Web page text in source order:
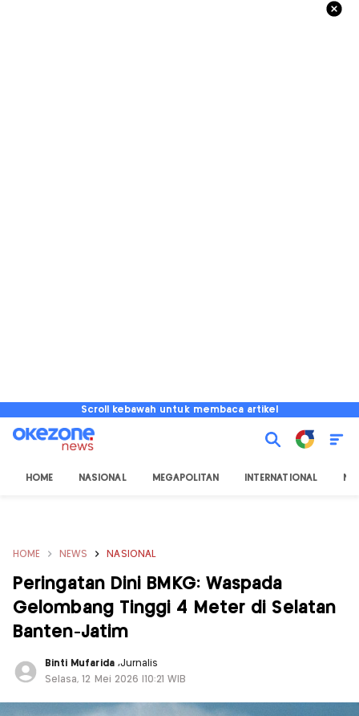
Scroll kebawah untuk membaca artikel
HOME NASIONAL MEGAPOLITAN INTERNATIONAL
HOME NEWS NASIONAL
Peringatan Dini BMKG: Waspada
Gelombang Tinggi 4 Meter di Selatan
Banten-Jatim
Binti Mufarida ,Jurnalis
Selasa, 12 Mei 2026 |10:21 WIB